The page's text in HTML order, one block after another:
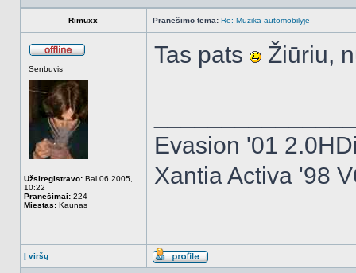
Rimuxx Pranešimo tema: Re: Muzika automobilyje
Senbuvis
Užsiregistravo: Bal 06 2005,
10:22
Pranešimai: 224
Miestas: Kaunas
Tas pats Žiūriu,
Evasion '01
Xantia Activa '98
Į viršų
Aprašymas